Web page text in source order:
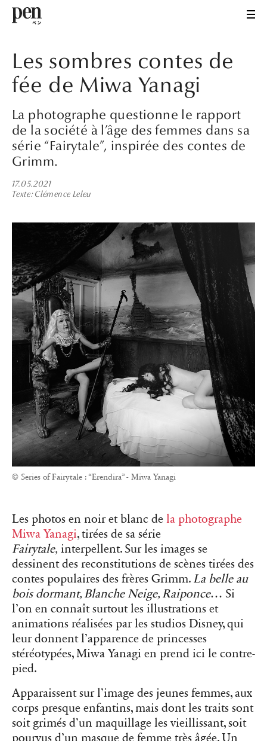
Les sombres contes de
fée de Miwa Yanagi
La photographe questionne le rapport
de la société à l’âge des femmes dans sa
série “Fairytale”, inspirée des contes de
Grimm.
17.05.2021
Texte Clémence Leleu
© Series of Fairytale : “Erendira” - Miwa Yanagi
Les photos en noir et blanc de la photographe
Miwa Yanagi, tirées de sa série
Fairytale, interpellent. Sur les images se
dessinent des reconstitutions de scènes tirées des
contes populaires des frères Grimm. La belle au
bois dormant, Blanche Neige, Raiponce… Si
l’on en connaît surtout les illustrations et
animations réalisées par les studios Disney, qui
leur donnent l’apparence de princesses
stéréotypées, Miwa Yanagi en prend ici le contre-
pied.
Apparaissent sur l’image des jeunes femmes, aux
corps presque enfantins, mais dont les traits sont
soit grimés d’un maquillage les vieillissant, soit
pourvus d’un masque de femme très âgée. Un